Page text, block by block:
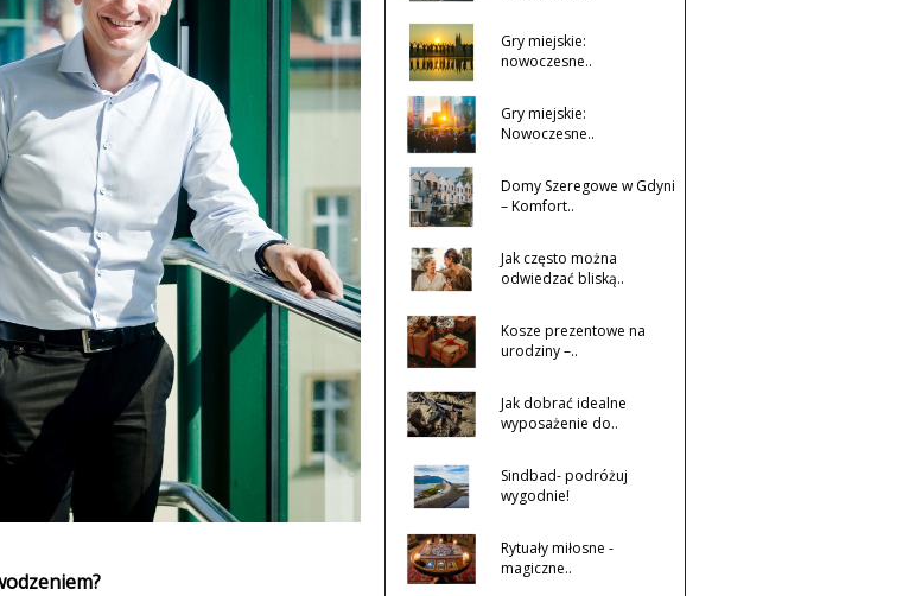
Gry miejskie:
nowoczesne..
Gry miejskie:
Nowoczesne..
Domy Szeregowe w Gdyni
– Komfort..
Jak często można
odwiedzać bliską..
Kosze prezentowe na
urodziny –..
Jak dobrać idealne
wyposażenie do..
Sindbad- podróżuj
wygodnie!
Rytuały miłosne -
magiczne..